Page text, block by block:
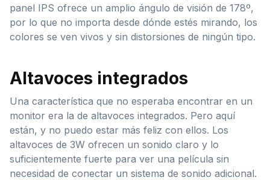
panel IPS ofrece un amplio ángulo de visión de 178º,
por lo que no importa desde dónde estés mirando, los
colores se ven vivos y sin distorsiones de ningún tipo.
Altavoces integrados
Una característica que no esperaba encontrar en un
monitor era la de altavoces integrados. Pero aquí
están, y no puedo estar más feliz con ellos. Los
altavoces de 3W ofrecen un sonido claro y lo
suficientemente fuerte para ver una película sin
necesidad de conectar un sistema de sonido adicional.